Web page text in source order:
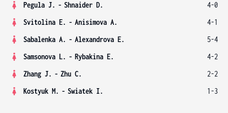
Pegula J. - Shnaider D.
4-0
Svitolina E. - Anisimova A.
4-1
Sabalenka A. - Alexandrova E.
5-4
Samsonova L. - Rybakina E.
4-2
Zhang J. - Zhu C.
2-2
Kostyuk M. - Swiatek I. 1-3